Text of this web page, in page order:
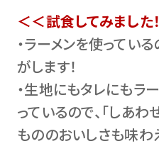
＜＜試食してみました
・ラーメンを使ってい
がします！
・生地にもタレにもラ
っているので、「しあ
もののおいしさも味わ